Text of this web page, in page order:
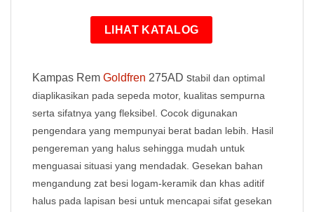
LIHAT KATALOG
Kampas Rem Goldfren 275AD stabil dan optimal
diaplikasikan pada sepeda motor, kualitas sempurna
serta sifatnya yang fleksibel. Cocok digunakan
pengendara yang mempunyai berat badan lebih. Hasil
pengereman yang halus sehingga mudah untuk
menguasai situasi yang mendadak. Gesekan bahan
mengandung zat besi logam-keramik dan khas aditif
halus pada lapisan besi untuk mencapai sifat gesekan